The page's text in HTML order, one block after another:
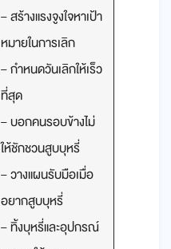
– สร้างแรงจูงใจหาเป้า
หมายในการเลิก
– กำหนดวันเลิกให้เร็ว
ที่สุด
– บอกคนรอบข้างไม่
ให้ชักชวนสูบบุหรี่
– วางแผนรับมือเมื่อ
อยากสูบบุหรี่
– ทิ้งบุหรี่และอุปกรณ์